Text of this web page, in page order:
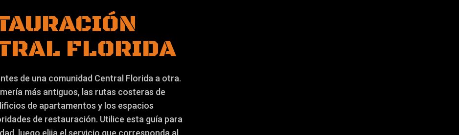
FLORIDA
de una comunidad Central Florida a otra.
más antiguos, las rutas costeras de
de apartamentos y los espacios
de restauración. Utilice esta guía para
luego elija el servicio que corresponda al